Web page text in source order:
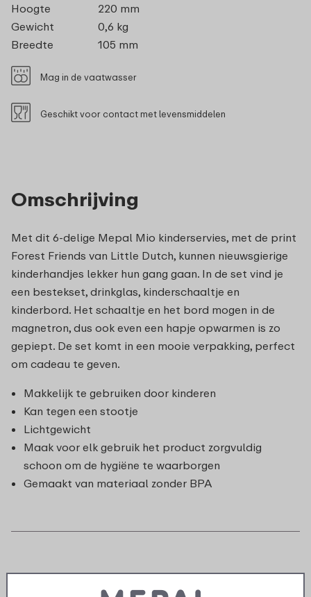
Omschrijving
Met dit 6-delige Mepal Mio kinderservies, met de print
Forest Friends van Little Dutch, kunnen nieuwsgierige
kinderhandjes lekker hun gang gaan. In de set vind je
een bestekset, drinkglas, kinderschaaltje en
kinderbord. Het schaaltje en het bord mogen in de
magnetron, dus ook even een hapje opwarmen is zo
gepiept. De set komt in een mooie verpakking, perfect
om cadeau te geven.
Makkelijk te gebruiken door kinderen
Kan tegen een stootje
Lichtgewicht
Maak voor elk gebruik het product zorgvuldig
schoon om de hygiëne te waarborgen
Gemaakt van materiaal zonder BPA
Hoogte
220 mm
Gewicht
0,6 kg
Breedte
105 mm
Mag in de vaatwasser
Geschikt voor contact met levensmiddelen